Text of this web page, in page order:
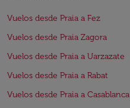
Vuelos desde Praia a Fez
Vuelos desde Praia Zagora
Vuelos desde Praia a Uarzazate
Vuelos desde Praia a Rabat
Vuelos desde Praia a Casablanca